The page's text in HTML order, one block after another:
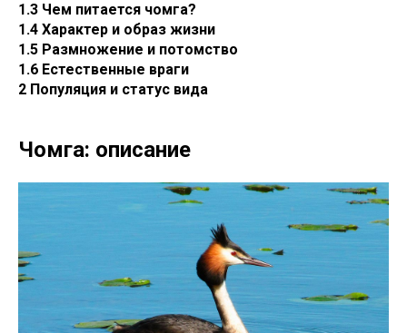
1.3 Чем питается чомга?
1.4 Характер и образ жизни
1.5 Размножение и потомство
1.6 Естественные враги
2 Популяция и статус вида
Чомга: описание